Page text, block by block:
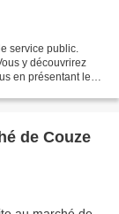
service public.
y découvrirez
en présentant les
de Couze